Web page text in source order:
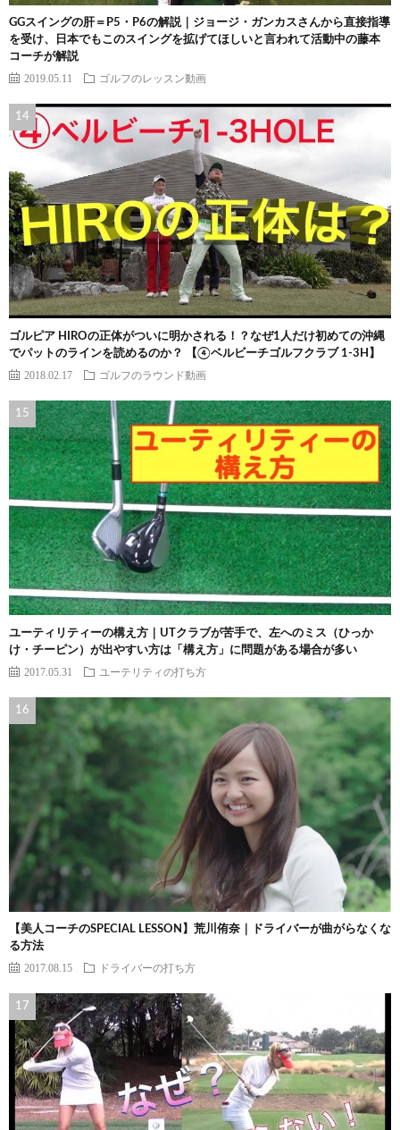
GGスイングの肝＝P5・P6の解説｜ジョージ・ガンカスさんから直接指導
を受け、日本でもこのスイングを拡げてほしいと言われて活動中の藤本
コーチが解説
2019.05.11 ゴルフのレッスン動画
ゴルピア HIROの正体がついに明かされる！？なぜ1人だけ初めての沖縄
でパットのラインを読めるのか？ 【④ベルビーチゴルフクラブ 1-3H】
2018.02.17 ゴルフのラウンド動画
ユーティリティーの構え方｜UTクラブが苦手で、左へのミス（ひっか
け・チーピン）が出やすい方は「構え方」に問題がある場合が多い
2017.05.31 ユーテリティの打ち方
【美人コーチのSPECIAL LESSON】荒川侑奈｜ドライバーが曲がらなくな
る方法
2017.08.15 ドライバーの打ち方